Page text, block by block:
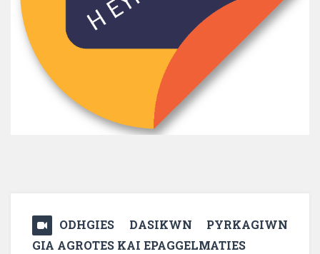
ODHGIES DASIKWN PYRKAGIWN
GIA AGROTES KAI EPAGGELMATIES